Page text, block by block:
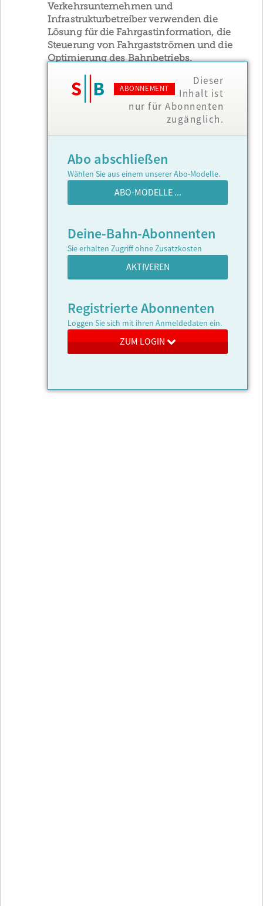
Verkehrsunternehmen und
Infrastrukturbetreiber verwenden die
Lösung für die Fahrgastinformation, die
Steuerung von Fahrgastströmen und die
Optimierung des Bahnbetriebs.
ABONNEMENT
Dieser
Inhalt ist
nur für Abonnenten
zugänglich.
Abo abschließen
Wählen Sie aus einem unserer Abo-Modelle.
ABO-MODELLE ...
Deine-Bahn-Abonnenten
Sie erhalten Zugriff ohne Zusatzkosten
AKTIVEREN
Registrierte Abonnenten
Loggen Sie sich mit ihren Anmeldedaten ein.
ZUM LOGIN